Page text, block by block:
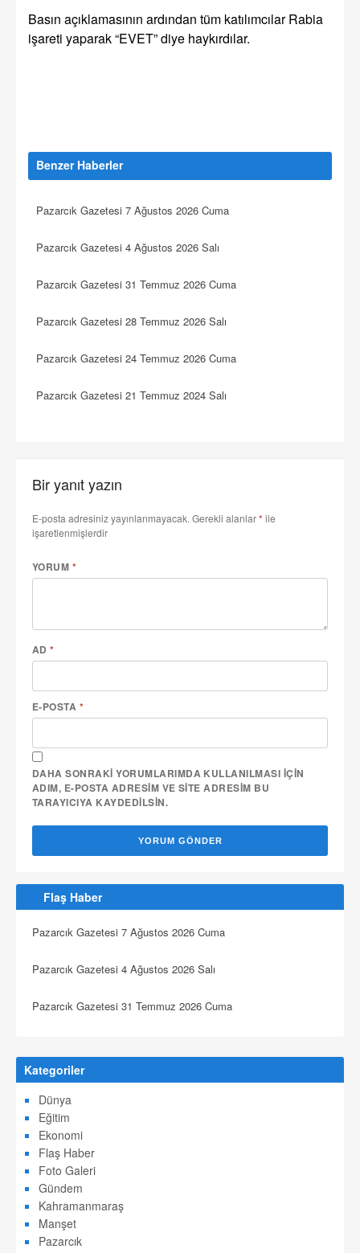
Basın açıklamasının ardından tüm katılımcılar Rabia
işareti yaparak “EVET” diye haykırdılar.
Benzer Haberler
Pazarcık Gazetesi 7 Ağustos 2026 Cuma
Pazarcık Gazetesi 4 Ağustos 2026 Salı
Pazarcık Gazetesi 31 Temmuz 2026 Cuma
Pazarcık Gazetesi 28 Temmuz 2026 Salı
Pazarcık Gazetesi 24 Temmuz 2026 Cuma
Pazarcık Gazetesi 21 Temmuz 2024 Salı
Bir yanıt yazın
E-posta adresiniz yayınlanmayacak. Gerekli alanlar* ile
işaretlenmişlerdir
YORUM *
AD*
E-POSTA *
DAHA SONRAKI YORUMLARIMDA KULLANILMASI IÇIN
ADIM, E-POSTA ADRESIM VE SITE ADRESIM BU
TARAYICIYA KAYDEDILSIN.
Flaş Haber
Pazarcık Gazetesi 7 Ağustos 2026 Cuma
Pazarcık Gazetesi 4 Ağustos 2026 Salı
Pazarcık Gazetesi 31 Temmuz 2026 Cuma
Kategoriler
Dünya
Eğitim
Ekonomi
Flaş Haber
Foto Galeri
Gündem
Kahramanmaraş
Manşet
Pazarcık